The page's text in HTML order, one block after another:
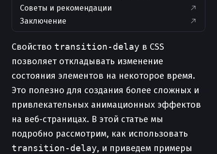
Советы и рекомендации
Заключение
Свойство transition-delay в CSS
позволяет откладывать изменение
состояния элементов на некоторое время.
Это полезно для создания более сложных и
привлекательных анимационных эффектов
на веб-страницах. В этой статье мы
подробно рассмотрим, как использовать
transition-delay, и приведем примеры